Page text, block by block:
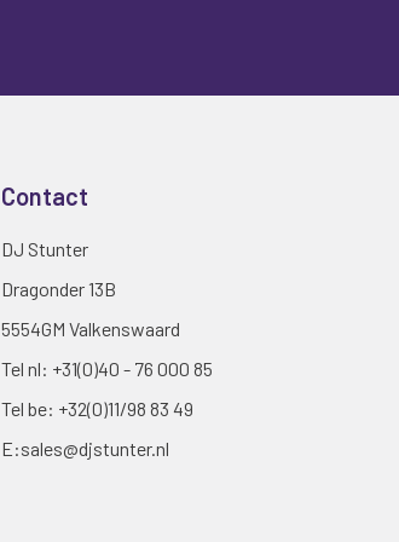
Contact
DJ Stunter
Dragonder 13B
5554GM Valkenswaard
Tel nl: +31(0)40 - 76 000 85
Tel be: +32(0)11/98 83 49
E:sales@djstunter.nl